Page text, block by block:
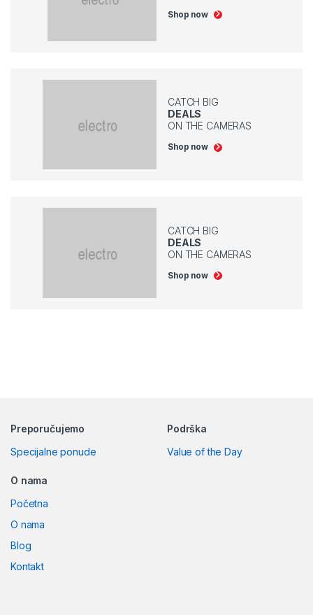
Shop now
CATCH BIG
DEALS
ON THE CAMERAS
Shop now
CATCH BIG
DEALS
ON THE CAMERAS
Shop now
Preporučujemo
Specijalne ponude
Podrška
Value of the Day
O nama
Početna
O nama
Blog
Kontakt